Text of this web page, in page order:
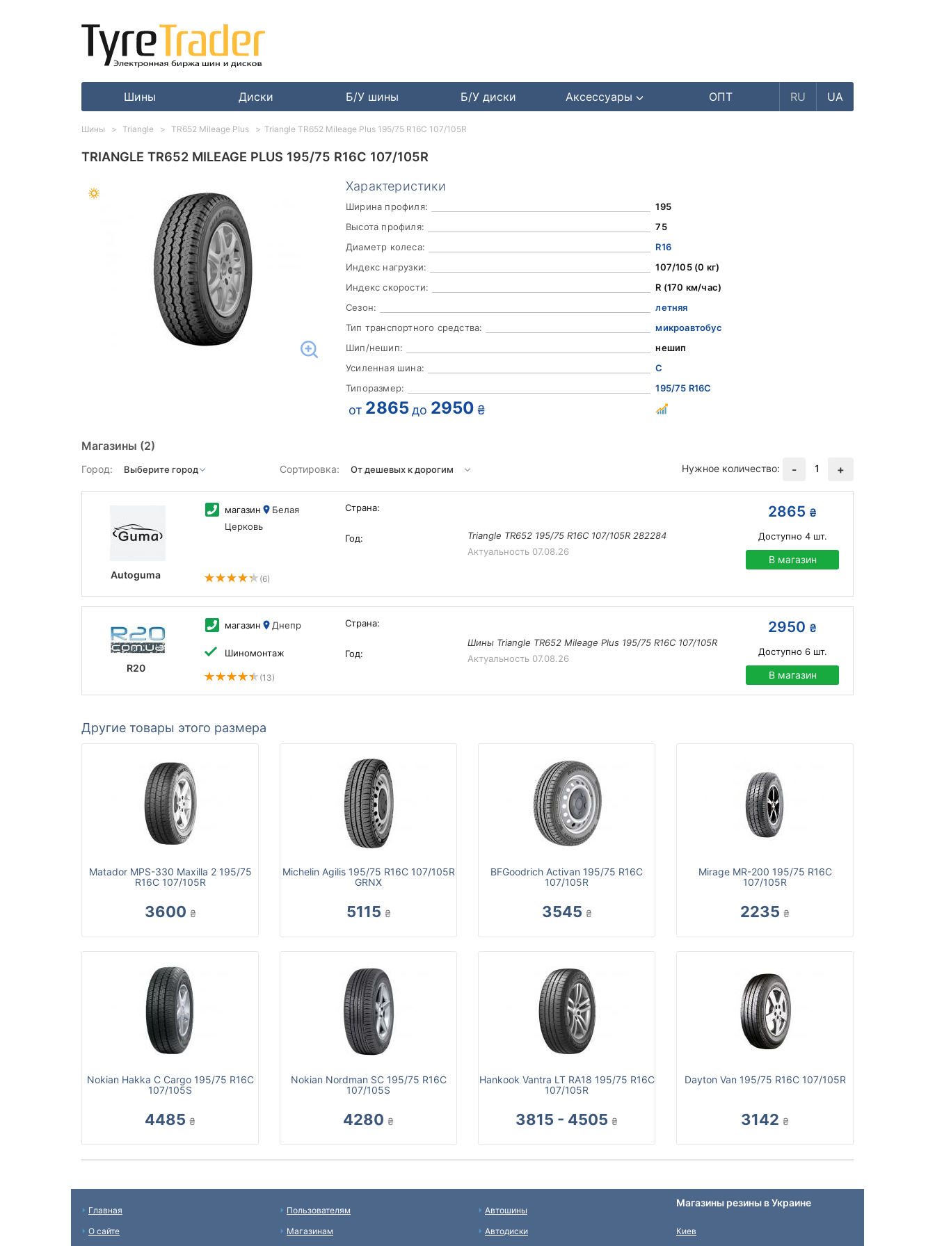
Шины Диски Б/У шины Б/У диски Аксессуары ОПТ RU UA
TRIANGLE TR652 MILEAGE PLUS 195/75 R16C 107/105R
Характеристики
Ширина профиля:
195
Высота профиля:
75
Диаметр колеса:
R16
Индекс нагрузки:
107/105 (0 кг)
Индекс скорости:
R (170 км/час)
Сезон:
летняя
Тип транспортного средства:
микроавтобус
Шип/нешип:
нешип
Усиленная шина:
C
Типоразмер:
195/75 R16C
от 2865 до 2950 ₴
Магазины (2)
Город: Сортировка: Нужное количество: - 1 +
Autoguma
магазин
Белая
Церковь
(6)
Страна:
Год:
Triangle TR652 195/75 R16C 107/105R 282284
Актуальность 07.08.26
2865 ₴
Доступно 4шт.
В магазин
R20
магазин Днепр
Шиномонтаж
(13)
Страна:
Год:
Шины Triangle TR652 Mileage Plus 195/75 R16C 107/105R
Актуальность 07.08.26
2950 ₴
Доступно 6шт.
В магазин
Другие товары этого размера
Matador MPS-330 Maxilla 2 195/75
R16C 107/105R
3600 ₴
Michelin Agilis 195/75 R16C 107/105R
GRNX
5115 ₴
BFGoodrich Activan 195/75 R16C
107/105R
3545 ₴
Mirage MR-200 195/75 R16C
107/105R
2235 ₴
Nokian Hakka C Cargo 195/75 R16C
107/105S
4485 ₴
Nokian Nordman SC 195/75 R16C
107/105S
4280 ₴
Hankook Vantra LT RA18 195/75 R16C
107/105R
3815 - 4505 ₴
Dayton Van 195/75 R16C 107/105R
3142 ₴
Шины Triangle TR652 Mileage Plus Triangle TR652 Mileage Plus 195/75 R16C 107/105R
Главная
О сайте
Пользователям
Магазинам
Автошины
Автодиски
Магазины резины в Украине
Киев